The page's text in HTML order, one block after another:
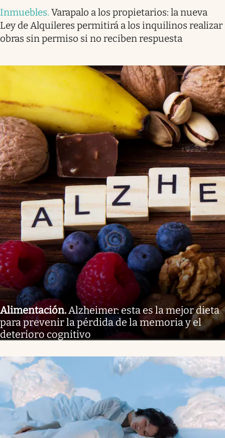
Inmuebles. Varapalo a los propietarios: la nueva
Ley de Alquileres permitirá a los inquilinos realizar
obras sin permiso si no reciben respuesta
Alimentación.Alzheimer: esta es la mejor dieta
para prevenir la pérdida de la memoria y el
deterioro cognitivo